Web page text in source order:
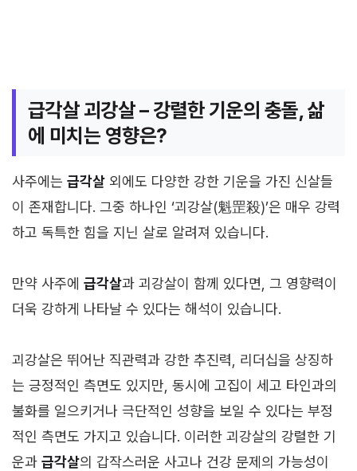
급각살 괴강살 – 강렬한 기운의 충돌, 삶
에 미치는 영향은?
사주에는 급각살 외에도 다양한 강한 기운을 가진 신살들
이 존재합니다. 그중 하나인 ‘괴강살(魁罡殺)’은 매우 강력
하고 독특한 힘을 지닌 살로 알려져 있습니다.
만약 사주에 급각살과 괴강살이 함께 있다면, 그 영향력이
더욱 강하게 나타날 수 있다는 해석이 있습니다.
괴강살은 뛰어난 직관력과 강한 추진력, 리더십을 상징하
는 긍정적인 측면도 있지만, 동시에 고집이 세고 타인과의
불화를 일으키거나 극단적인 성향을 보일 수 있다는 부정
적인 측면도 가지고 있습니다. 이러한 괴강살의 강렬한 기
운과 급각살의 갑작스러운 사고나 건강 문제의 가능성이